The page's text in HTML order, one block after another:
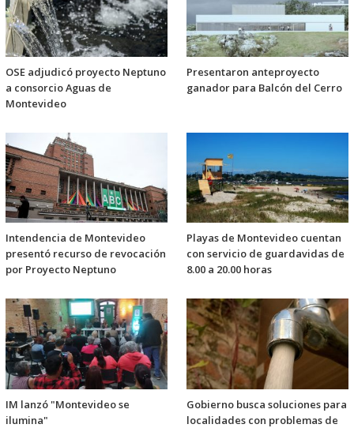
OSE adjudicó proyecto Neptuno
a consorcio Aguas de
Montevideo
Presentaron anteproyecto
ganador para Balcón del Cerro
Intendencia de Montevideo
presentó recurso de revocación
por Proyecto Neptuno
Playas de Montevideo cuentan
con servicio de guardavidas de
8.00 a 20.00 horas
IM lanzó "Montevideo se
ilumina"
Gobierno busca soluciones para
localidades con problemas de